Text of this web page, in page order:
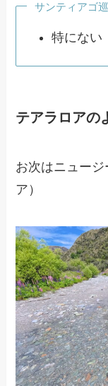
サンティアゴ
特にない
テアラロアの
お次はニュージ
ア）